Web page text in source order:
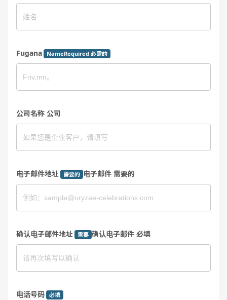
Fugana NameRequired 必需的
公司名称 公司
电子邮件地址 需要的 电子邮件 需要的
确认电子邮件地址 需要 确认电子邮件 必填
电话号码 必填